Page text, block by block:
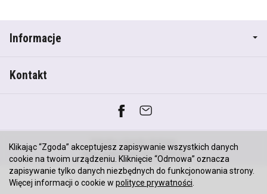
Informacje
Kontakt
*) brutto +
koszty dostawy
Sklep internetowy SOTESHOP AI
Klikając “Zgoda” akceptujesz zapisywanie wszystkich danych
cookie na twoim urządzeniu. Kliknięcie “Odmowa” oznacza
zapisywanie tylko danych niezbędnych do funkcjonowania strony.
Więcej informacji o cookie w polityce prywatności